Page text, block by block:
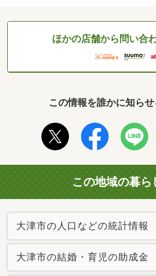
ほかの店舗から問い合
この情報を誰かに知ら
この地域の暮ら
大津市の人口などの統計情報
大津市の結婚・育児の助成金